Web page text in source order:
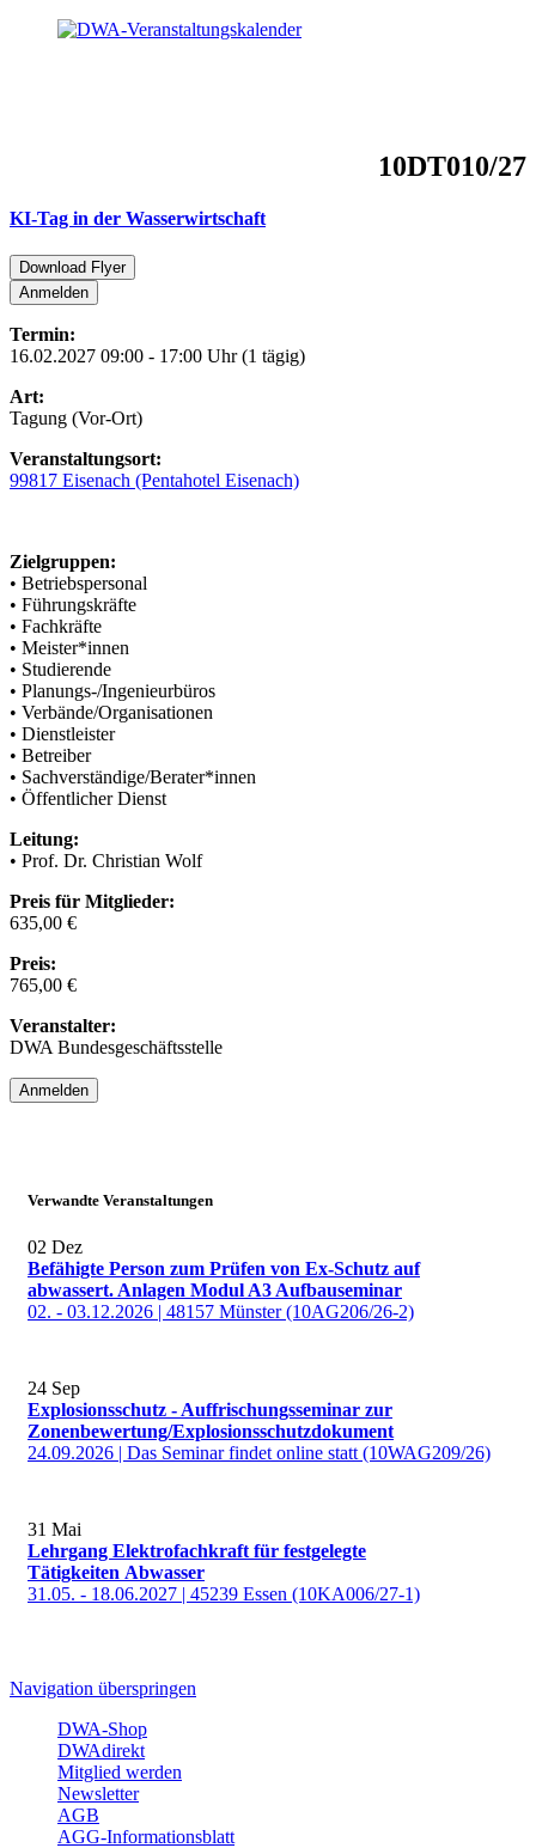
10DT010/27
KI-Tag in der Wasserwirtschaft
Download Flyer
Anmelden
Termin:
16.02.2027 09:00 - 17:00 Uhr (1 tägig)
Art:
Tagung (Vor-Ort)
Veranstaltungsort:
99817 Eisenach (Pentahotel Eisenach)
Zielgruppen:
• Betriebspersonal
• Führungskräfte
• Fachkräfte
• Meister*innen
• Studierende
• Planungs-/Ingenieurbüros
• Verbände/Organisationen
• Dienstleister
• Betreiber
• Sachverständige/Berater*innen
• Öffentlicher Dienst
Leitung:
• Prof. Dr. Christian Wolf
Preis für Mitglieder:
635,00 €
Preis:
765,00 €
Veranstalter:
DWA Bundesgeschäftsstelle
Anmelden
Verwandte Veranstaltungen
02 Dez
Befähigte Person zum Prüfen von Ex-Schutz auf
abwassert. Anlagen Modul A3 Aufbauseminar
02. - 03.12.2026 | 48157 Münster (10AG206/26-2)
24 Sep
Explosionsschutz - Auffrischungsseminar zur
Zonenbewertung/Explosionsschutzdokument
24.09.2026 | Das Seminar findet online statt (10WAG209/26)
31 Mai
Lehrgang Elektrofachkraft für festgelegte
Tätigkeiten Abwasser
31.05. - 18.06.2027 | 45239 Essen (10KA006/27-1)
Navigation überspringen
DWA-Shop
DWAdirekt
Mitglied werden
Newsletter
AGB
AGG-Informationsblatt